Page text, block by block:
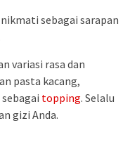
sebagai sarapan
variasi rasa dan
pasta kacang,
topping. Selalu
gizi Anda.